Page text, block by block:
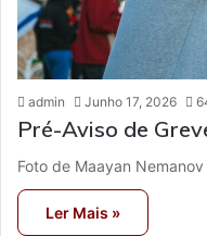
admin Junho 17, 2026
Pré-Aviso de
Foto de Maayan
Ler Mais »